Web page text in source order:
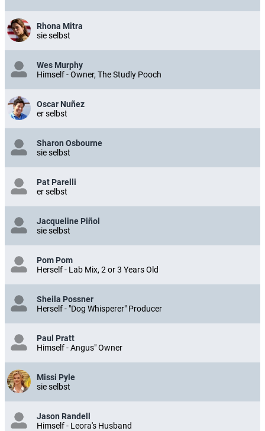
Rhona Mitra
sie selbst
Wes Murphy
Himself - Owner, The Studly Pooch
Oscar Nuñez
er selbst
Sharon Osbourne
sie selbst
Pat Parelli
er selbst
Jacqueline Piñol
sie selbst
Pom Pom
Herself - Lab Mix, 2 or 3 Years Old
Sheila Possner
Herself - "Dog Whisperer" Producer
Paul Pratt
Himself - Angus" Owner
Missi Pyle
sie selbst
Jason Randell
Himself - Leora's Husband